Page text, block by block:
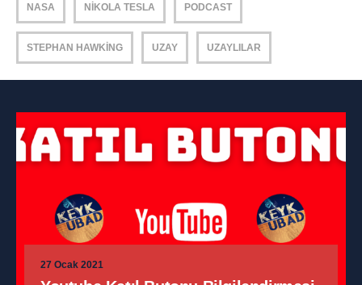
NASA NIKOLA TESLA PODCAST
STEPHAN HAWKING UZAY UZAYLILAR
27 Ocak 2021